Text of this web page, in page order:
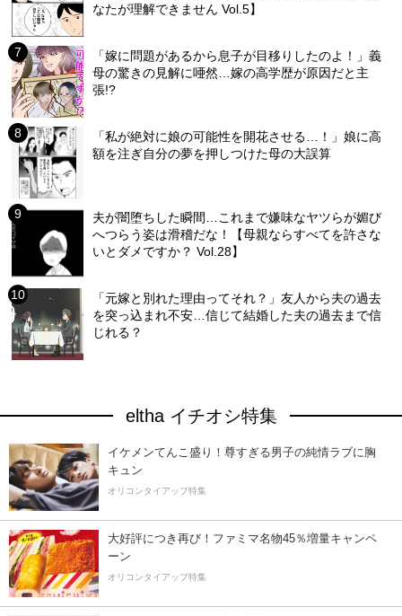
なたが理解できません Vol.5】
「嫁に問題があるから息子が目移りしたのよ！」義
母の驚きの見解に唖然…嫁の高学歴が原因だと主
張!?
「私が絶対に娘の可能性を開花させる…！」娘に高
額を注ぎ自分の夢を押しつけた母の大誤算
夫が闇堕ちした瞬間…これまで嫌味なヤツらが媚び
へつらう姿は滑稽だな！【母親ならすべてを許さな
いとダメですか？ Vol.28】
「元嫁と別れた理由ってそれ？」友人から夫の過去
を突っ込まれ不安…信じて結婚した夫の過去まで信
じれる？
eltha イチオシ特集
イケメンてんこ盛り！尊すぎる男子の純情ラブに胸
キュン
オリコンタイアップ特集
大好評につき再び！ファミマ名物45％増量キャンペ
ーン
オリコンタイアップ特集